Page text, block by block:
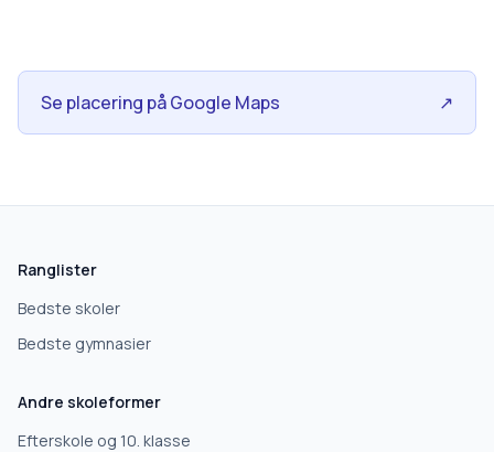
Se placering på Google Maps ↗
Ranglister
Bedste skoler
Bedste gymnasier
Andre skoleformer
Efterskole og 10. klasse